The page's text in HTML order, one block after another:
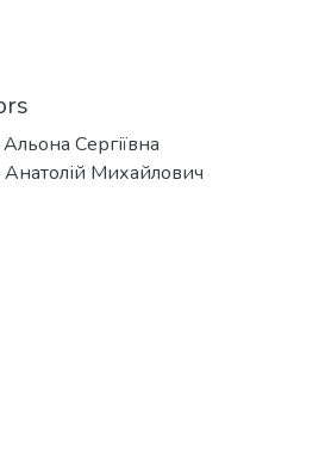
Сергіївна
Михайлович